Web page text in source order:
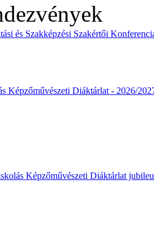
és Szakképzési Szakértői
Képzőművészeti Diáktárlat - 2026/
Képzőművészeti Diáktárlat